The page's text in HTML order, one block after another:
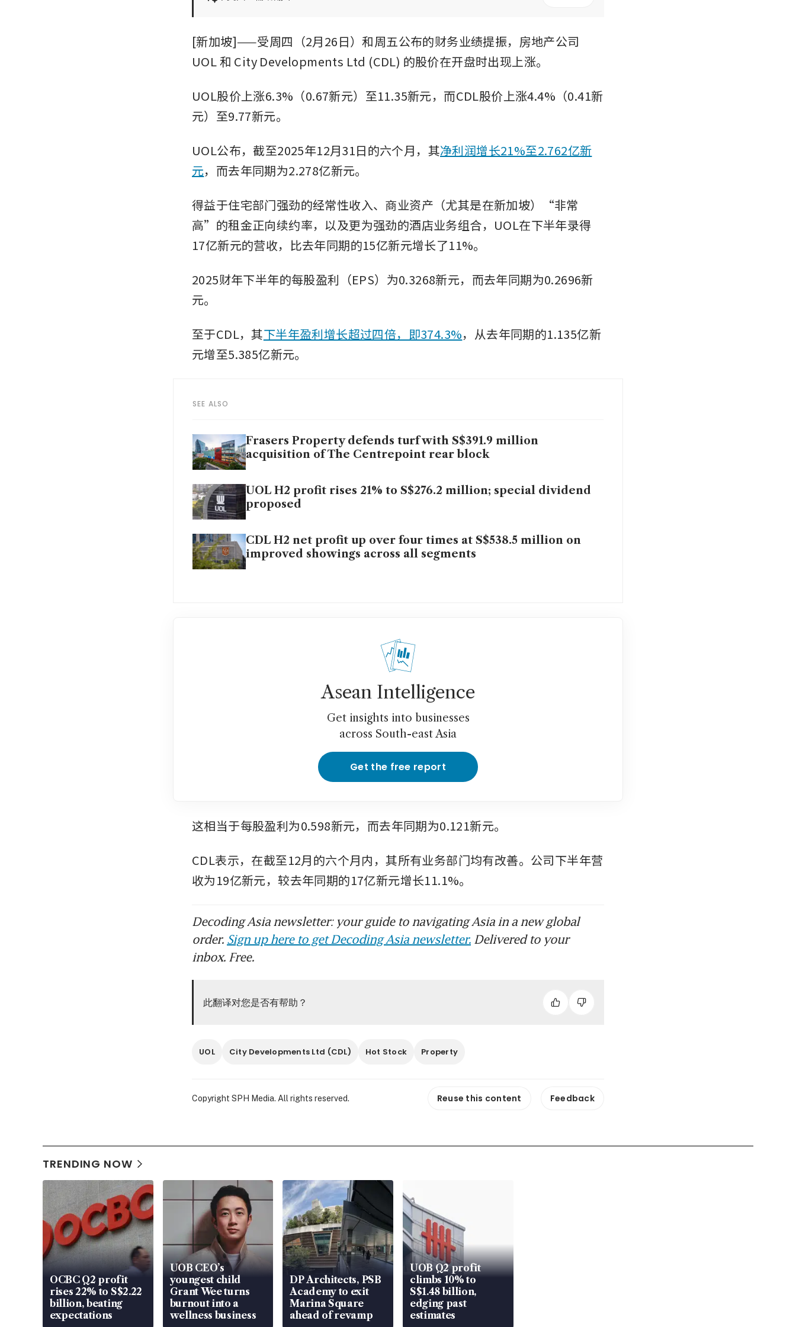
[新加坡]——受周四（2月26日）和周五公布的财务业绩提振，房地产公司
UOL和 City Developments Ltd (CDL) 的股价在开盘时出现上涨。
UOL股价上涨6.3%（0.67新元）至11.35新元，而CDL股价上涨4.4%（0.41新
元）至9.77新元。
UOL公布，截至2025年12月31日的六个月，其净利润增长21%至2.762亿新
元，而去年同期为2.278亿新元。
得益于住宅部门强劲的经常性收入、商业资产（尤其是在新加坡）“非常
高”的租金正向续约率，以及更为强劲的酒店业务组合，UOL在下半年录得
17亿新元的营收，比去年同期的15亿新元增长了11%。
2025财年下半年的每股盈利（EPS）为0.3268新元，而去年同期为0.2696新
元。
至于CDL，其下半年盈利增长超过四倍，即374.3%，从去年同期的1.135亿新
元增至5.385亿新元。
SEE ALSO
Frasers Property defends turf with S$391.9 million
acquisition of The Centrepoint rear block
UOL H2 profit rises 21% to S$276.2 million; special dividend
proposed
CDL H2 net profit up over four times at S$538.5 million on
improved showings across all segments
Asean Intelligence
Get insights into businesses
across South-east Asia
Get the free report
这相当于每股盈利为0.598新元，而去年同期为0.121新元。
CDL表示，在截至12月的六个月内，其所有业务部门均有改善。公司下半年营
收为19亿新元，较去年同期的17亿新元增长11.1%。
Decoding Asia newsletter: your guide to navigating Asia in a new global
order. Sign up here to get Decoding Asia newsletter. Delivered to your
inbox. Free.
此翻译对您是否有帮助？
UOL City Developments Ltd (CDL) Hot Stock Property
Copyright SPH Media. All rights reserved. Reuse this content Feedback
TRENDING NOW
OCBC Q2 profit
rises 22% to S$2.22
billion, beating
expectations
UOB CEO’s
youngest child
Grant Wee turns
burnout into a
wellness business
DP Architects, PSB
Academy to exit
Marina Square
ahead of revamp
UOB Q2 profit
climbs 10% to
S$1.48 billion,
edging past
estimates